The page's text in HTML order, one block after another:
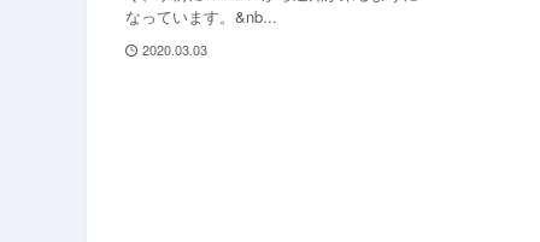
なっています。&nb...
2020.03.03